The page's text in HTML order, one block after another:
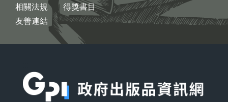
相關法規
友善連結
得獎書目